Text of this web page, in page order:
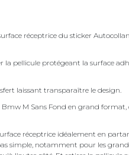
réceptrice du sticker
la pellicule protégeant la surface
laissant transparaître le design.
M Sans Fond en grand
réceptrice idéalement en
simple, notamment pour les